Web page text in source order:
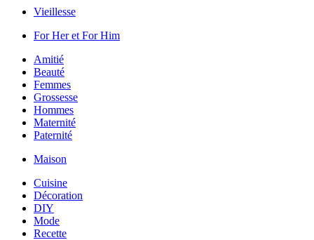
Vieillesse
For Her et For Him
Amitié
Beauté
Femmes
Grossesse
Hommes
Maternité
Paternité
Maison
Cuisine
Décoration
DIY
Mode
Recette